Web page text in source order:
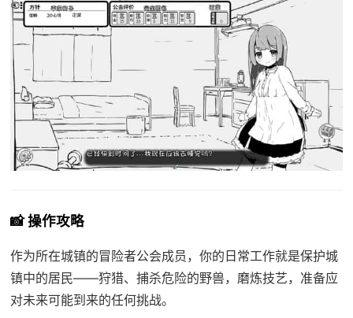
📸 操作攻略
作为所在城镇的冒险者公会成员，你的日常工作就是保护城
镇中的居民——狩猎、捕杀危险的野兽，磨炼技艺，准备应
对未来可能到来的任何挑战。